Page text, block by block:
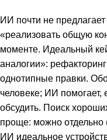
ИИ почти не
«реализовать общую
моменте. Идеальный
аналогии»:
однотипные правки.
человеке; ИИ помогает,
обсудить. Поиск
проще: можно отдельно
ИИ идеальное